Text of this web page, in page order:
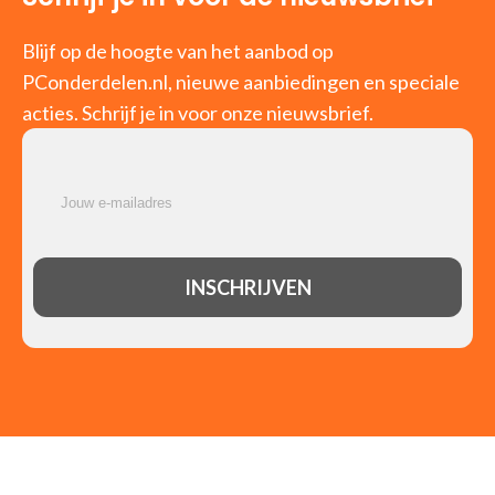
Blijf op de hoogte van het aanbod op
PConderdelen.nl, nieuwe aanbiedingen en speciale
acties. Schrijf je in voor onze nieuwsbrief.